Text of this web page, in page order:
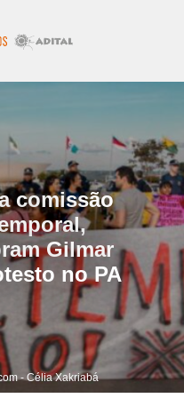
comissão
Gilmar
no PA
- Célia Xakriabá